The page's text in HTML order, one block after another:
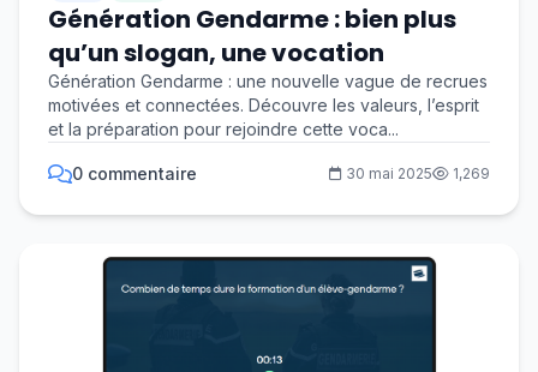
Génération Gendarme : bien plus
qu’un slogan, une vocation
Génération Gendarme : une nouvelle vague de recrues
motivées et connectées. Découvre les valeurs, l’esprit
et la préparation pour rejoindre cette voca...
0 commentaire 30 mai 2025 1,269